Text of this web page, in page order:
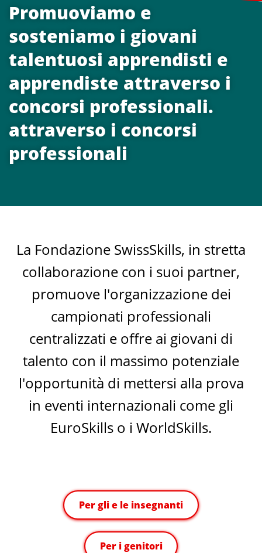
Promuoviamo e
sosteniamo i giovani
talentuosi apprendisti e
apprendiste attraverso i
concorsi professionali.
attraverso i concorsi
professionali
La Fondazione SwissSkills, in stretta
collaborazione con i suoi partner,
promuove l'organizzazione dei
campionati professionali
centralizzati e offre ai giovani di
talento con il massimo potenziale
l'opportunità di mettersi alla prova
in eventi internazionali come gli
EuroSkills o i WorldSkills.
Per gli e le insegnanti
Per i genitori